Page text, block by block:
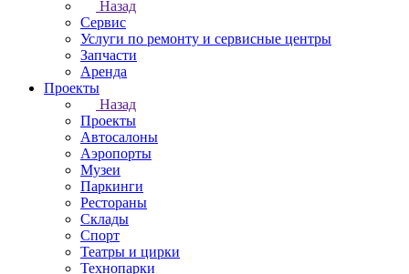
Назад
Сервис
Услуги по ремонту и сервисные центры
Запчасти
Аренда
Проекты
Назад
Проекты
Автосалоны
Аэропорты
Музеи
Паркинги
Рестораны
Склады
Спорт
Театры и цирки
Технопарки